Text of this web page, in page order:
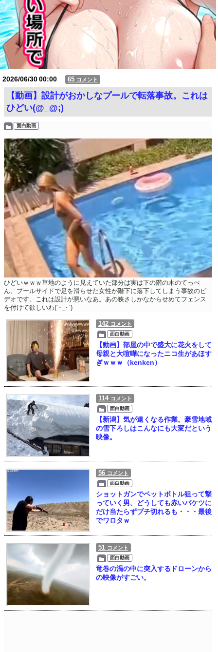
2026/06/3000:00 65 コメント
【動画】設計がおかしなプールで転落事故。これは
ひどい(@_@;)
面白動画
ひどいｗｗｗ草地のように見えていた部分は実は下の階の木のてっぺ
ん。プールサイドで足を滑らせた女性が階下に落下してしまう事故のビ
デオです。これは設計が悪いなあ。あの狭さしかなからせめてフェンス
を付けて欲しいわ(´･_･`)
142 コメント
面白動画
【動画】部屋の中で盛大に花火をして
母親と大喧嘩になったニコ生があほす
ぎｗｗｗ（kenken）
114 コメント
面白動画
【新潟】気が遠くなる作業。豪雪地域
の雪下ろしはこんなにも大変だという
映像。
56 コメント
面白動画
ショットガンでペットボトル狙って撃
っていく男、どうしても赤いバケツに
だけ当たらずブチ切れるも・・・最後
でワロタｗ
51 コメント
面白動画
竜巻の渦の中に突入するドローンから
の映像がすごい。